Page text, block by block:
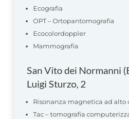
Ecografia
OPT –Ortopantomografia
Ecocolordoppler
Mammografia
San Vito dei Normanni
Luigi Sturzo, 2
Risonanza magnetica ad alto
Tac – tomografia